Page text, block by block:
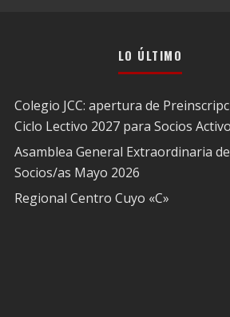
LO ÚLTIMO
Colegio JCC: apertura de
Ciclo Lectivo 2027 para Socios
Asamblea General Extraordinaria de
Socios/as Mayo 2026
Regional Centro Cuyo «C»